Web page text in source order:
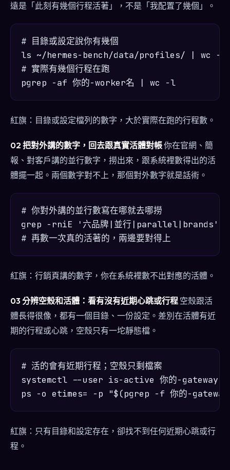
遠是「此刻有幾個行程活著」，不是「我配置了幾個」。
# 目錄或設定說你有幾個
ls ~/hermes-bench/data/profiles/ | wc
# 實際有幾個行程在跑
紅旗：目錄或設定檔列的數字，大於實際在跑的行程數。
02 把對外講的數字，回去跟真實活體對帳你在官網、簡
報、對客戶講的並行數字，撈出來，跟系統裡數得出的活
體擺一起。兩個數字對不上，那個對外數字就是話術。
# 你對外講的並行數寫在哪就去哪撈
grep -rniE '六品牌|並行|parallel|brands' 你
紅旗：行銷頁講的數字，你在系統裡數不出對應的活體。
03 分辨空殼和活體：看有沒有近期心跳或行程 空殼跟活
體長得很像，都有一個目錄、一份設定。差別在活體有近
期的行程或心跳，空殼只有一坨靜態檔。
# 活的會有近期行程；空殼只剩檔案
systemctl --user is-active 你的-gateway
紅旗：只有目錄和設定存在，卻找不到任何近期心跳或行
程。